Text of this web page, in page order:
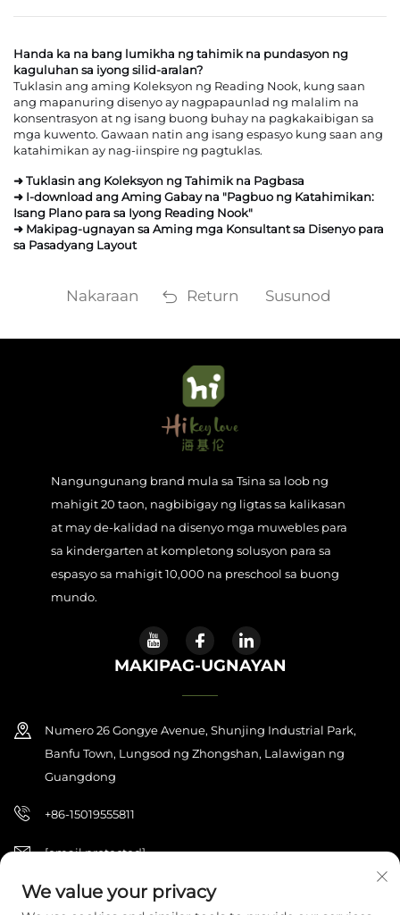
Handa ka na bang lumikha ng tahimik na pundasyon ng
kaguluhan sa iyong silid-aralan?
Tuklasin ang aming Koleksyon ng Reading Nook, kung saan
ang mapanuring disenyo ay nagpapaunlad ng malalim na
konsentrasyon at ng isang buong buhay na pagkakaibigan sa
mga kuwento. Gawaan natin ang isang espasyo kung saan ang
katahimikan ay nag-iinspire ng pagtuklas.
➜ Tuklasin ang Koleksyon ng Tahimik na Pagbasa
➜ I-download ang Aming Gabay na "Pagbuo ng Katahimikan:
Isang Plano para sa Iyong Reading Nook"
➜ Makipag-ugnayan sa Aming mga Konsultant sa Disenyo para
sa Pasadyang Layout
Nakaraan Return Susunod
Nangungunang brand mula sa Tsina sa loob ng
mahigit 20 taon, nagbibigay ng ligtas sa kalikasan
at may de-kalidad na disenyo mga muwebles para
sa kindergarten at kompletong solusyon para sa
espasyo sa mahigit 10,000 na preschool sa buong
mundo.
MAKIPAG-UGNAYAN
Numero 26 Gongye Avenue, Shunjing Industrial Park,
Banfu Town, Lungsod ng Zhongshan, Lalawigan ng
Guangdong
+86-15019555811
[email protected]
We value your privacy